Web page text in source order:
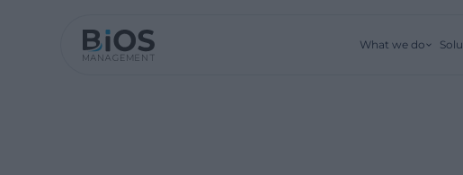
What we do